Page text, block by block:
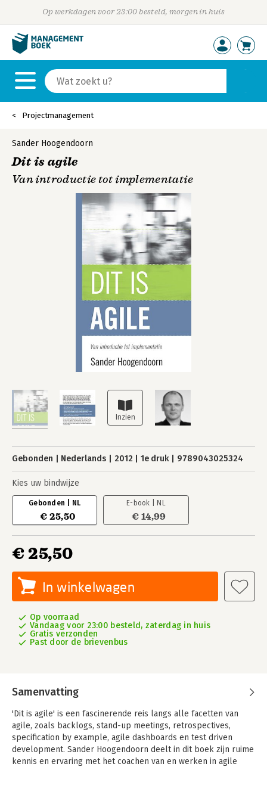
Op werkdagen voor 23:00 besteld, morgen in huis
Projectmanagement
Sander Hoogendoorn
Dit is agile
Van introductie tot implementatie
Gebonden Nederlands 2012 1e druk 9789043025324
Kies uw bindwijze
Gebonden | NL
€ 25,50
E-book | NL
€ 14,99
€ 25,50
In winkelwagen
Op voorraad
Vandaag voor 23:00 besteld, zaterdag in huis
Gratis verzonden
Past door de brievenbus
Samenvatting
'Dit is agile' is een fascinerende reis langs alle facetten van
agile, zoals backlogs, stand-up meetings, retrospectives,
specification by example, agile dashboards en test driven
development. Sander Hoogendoorn deelt in dit boek zijn ruime
kennis en ervaring met het coachen van en werken in agile